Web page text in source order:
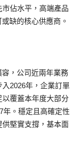
佔水平，高端產品
缺的核心供應商。
，公司近兩年業務
2026年，企業訂單
覆蓋本年度大部分
年。穩定且高確定性
堅實支撐，基本面